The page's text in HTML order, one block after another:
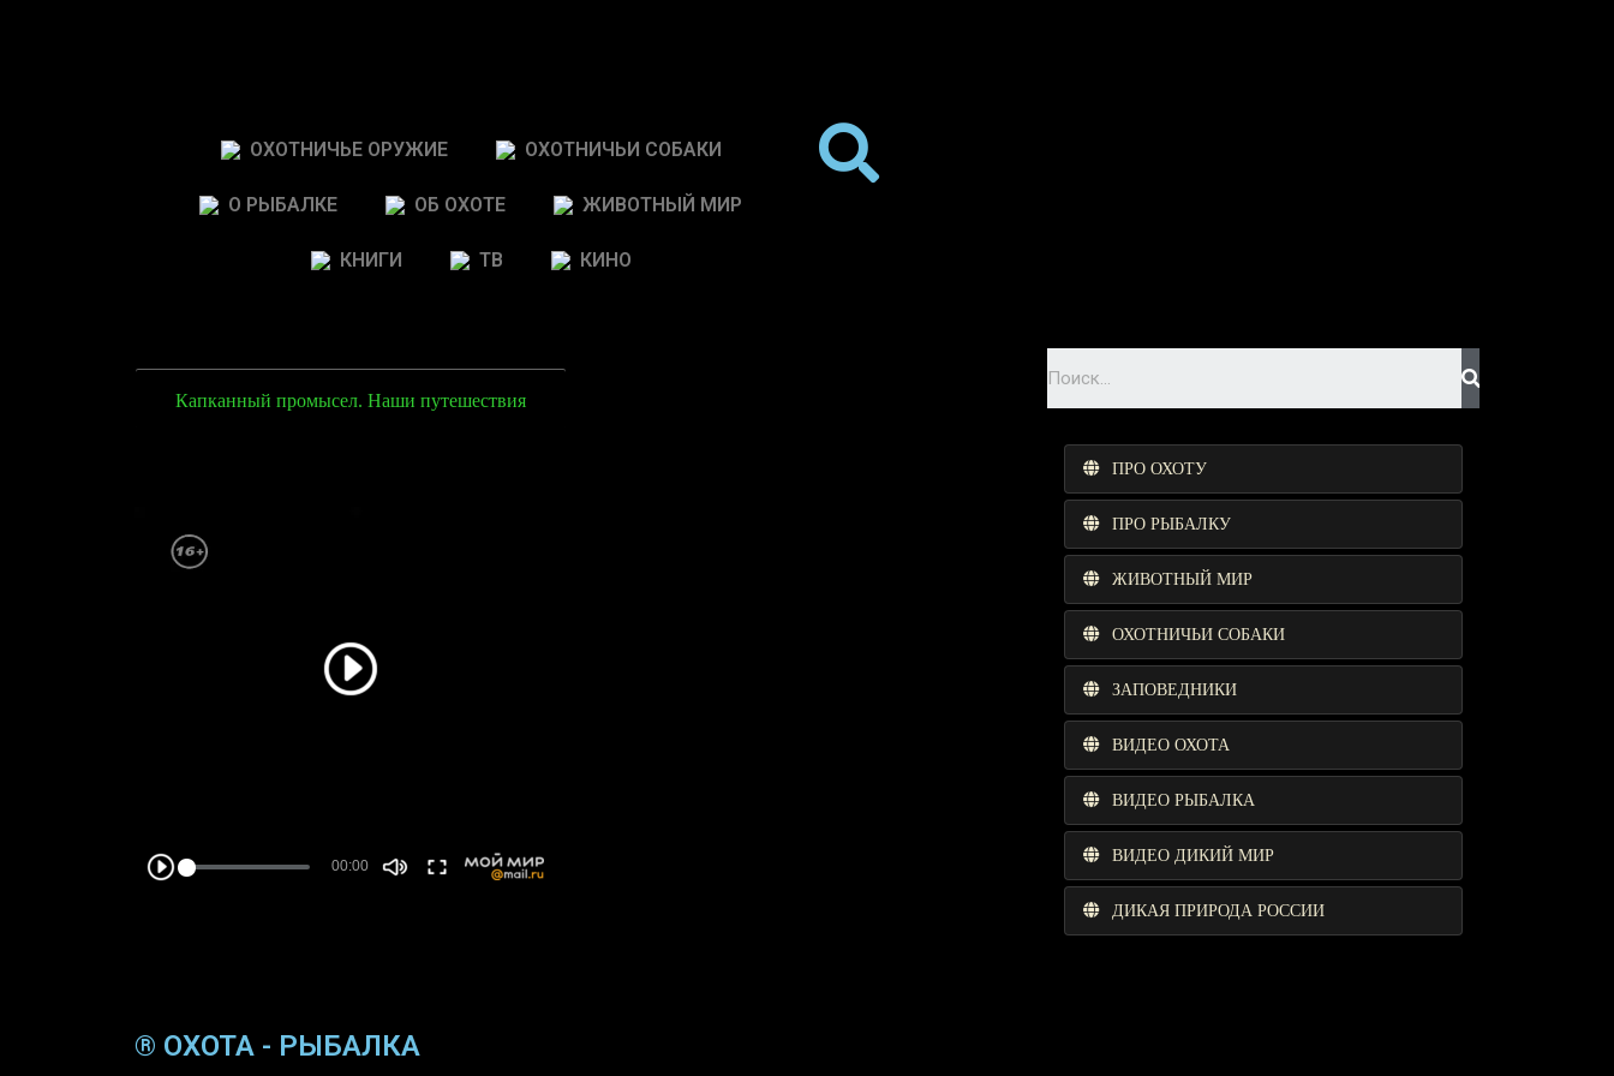
ОХОТНИЧЬЕ ОРУЖИЕ ОХОТНИЧЬИ СОБАКИ
О РЫБАЛКЕ ОБ ОХОТЕ ЖИВОТНЫЙ МИР
КНИГИ ТВ КИНО
Капканный промысел. Наши путешествия
ПРО ОХОТУ
ПРО РЫБАЛКУ
ЖИВОТНЫЙ МИР
ОХОТНИЧЬИ СОБАКИ
ЗАПОВЕДНИКИ
ВИДЕО ОХОТА
ВИДЕО РЫБАЛКА
ВИДЕО ДИКИЙ МИР
ДИКАЯ ПРИРОДА РОССИИ
® ОХОТА - РЫБАЛКА